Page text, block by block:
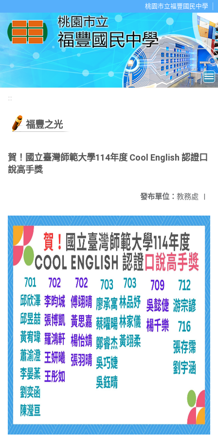
桃園市立福豐國民中學
:::
福豐之光
賀！國立臺灣師範大學114年度 Cool English 認證口
說高手獎
發布單位： 教務處 |